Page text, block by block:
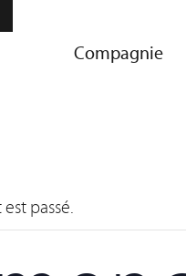
Compagnie
passé.